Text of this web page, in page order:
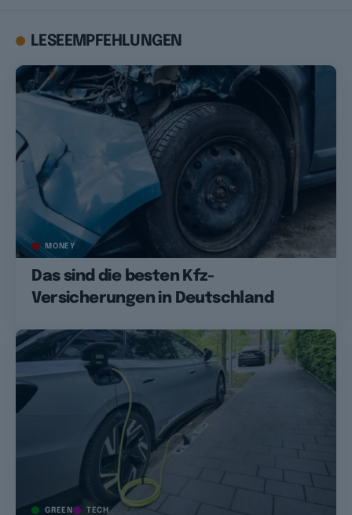
LESEEMPFEHLUNGEN
MONEY
Das sind die besten Kfz-
Versicherungen in Deutschland
GREEN TECH